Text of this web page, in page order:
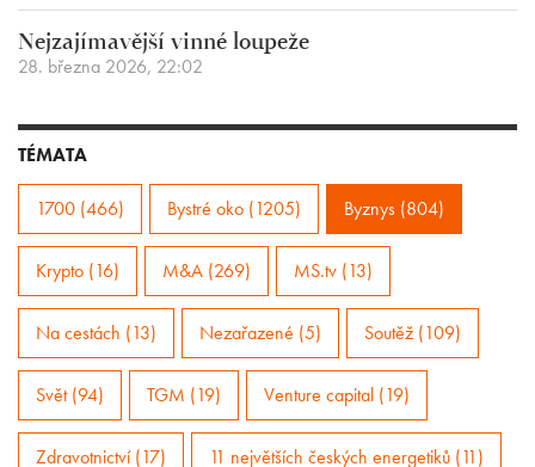
Nejzajímavější vinné loupeže
28. března 2026, 22:02
TÉMATA
1700 (466) Bystré oko (1205) Byznys (804)
Krypto (16) M&A (269) MS.tv (13)
Na cestách (13) Nezařazené (5) Soutěž (109)
Svět (94) TGM (19) Venture capital (19)
Zdravotnictví (17) 11 největších českých energetiků (11)